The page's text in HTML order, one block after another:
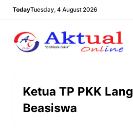
TodayTuesday, 4 August 2026
Ketua TP PKK
Beasiswa